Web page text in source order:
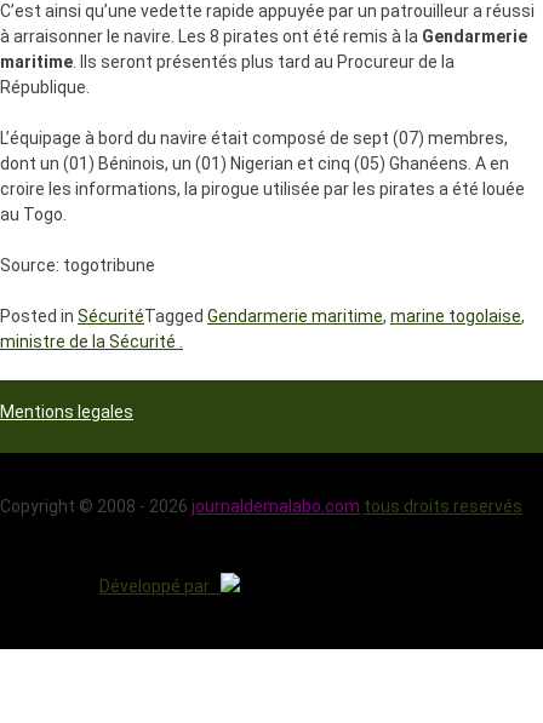
C’est ainsi qu’une vedette rapide appuyée par un patrouilleur a réussi
à arraisonner le navire. Les 8 pirates ont été remis à la Gendarmerie
maritime. Ils seront présentés plus tard au Procureur de la
République.
L’équipage à bord du navire était composé de sept (07) membres,
dont un (01) Béninois, un (01) Nigerian et cinq (05) Ghanéens. A en
croire les informations, la pirogue utilisée par les pirates a été louée
au Togo.
Source: togotribune
Posted in SécuritéTagged Gendarmerie maritime, marine togolaise,
ministre de la Sécurité .
Mentions legales
Copyright © 2008 - 2026 journaldemalabo.com tous droits reservés
Développé par